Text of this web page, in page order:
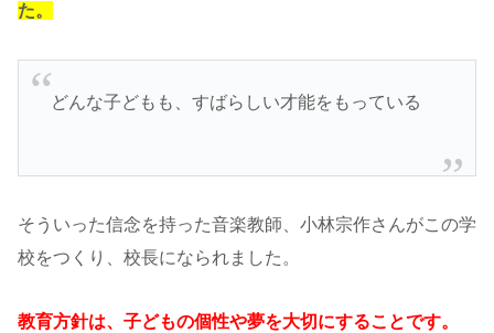
た。
どんな子どもも、すばらしい才能をもっている
そういった信念を持った音楽教師、小林宗作さんがこの学
校をつくり、校長になられました。
教育方針は、子どもの個性や夢を大切にすることです。